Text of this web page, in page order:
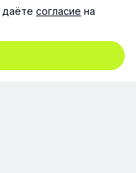
бесплатный
согласие на